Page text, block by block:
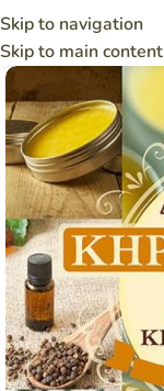
Skip to navigation
Skip to main content